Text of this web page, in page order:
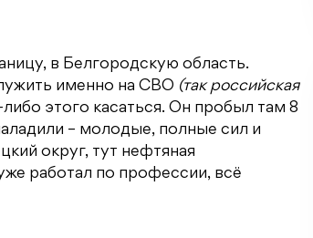
в Белгородскую область.
именно на СВО (так российская
этого касаться. Он пробыл там 8
– молодые, полные сил и
округ, тут нефтяная
работал по профессии, всё